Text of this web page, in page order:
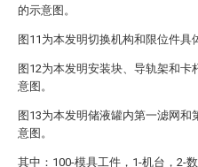
的示意图。
图11为本发明切换机构和限位件具
图12为本发明安装块、导轨架和卡
意图。
图13为本发明储液罐内第一滤网和
意图。
其中：100-模具工件，1-机台，2-